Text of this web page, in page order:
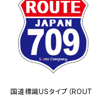
国道標識USタイプ（ROUT